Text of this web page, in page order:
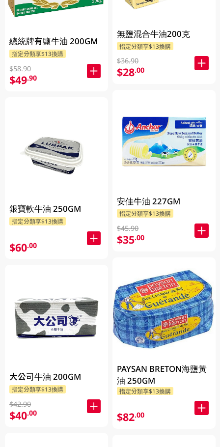
總統牌有鹽牛油 200GM
指定分類享$13換購
$58.90
$49.90
銀寶軟牛油 250GM
指定分類享$13換購
$60.00
大公司牛油 200GM
指定分類享$13換購
$42.90
$40.00
無鹽混合牛油200克
指定分類享$13換購
$36.90
$28.00
安佳牛油 227GM
指定分類享$13換購
$45.90
$35.00
PAYSAN BRETON海鹽黃
油 250GM
指定分類享$13換購
$82.00